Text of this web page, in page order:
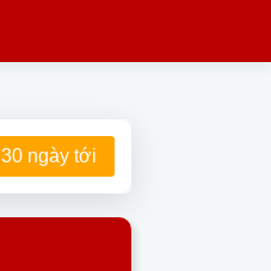
30 ngày tới